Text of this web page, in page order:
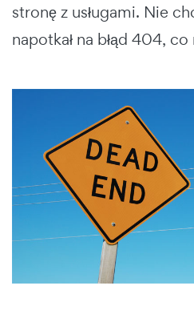
stronę z usługami. Nie
napotkał na błąd 404,